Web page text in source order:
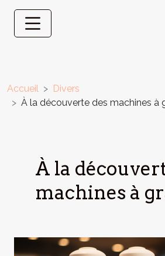
Accueil
Divers
À la découverte des machines à
À la
machines à